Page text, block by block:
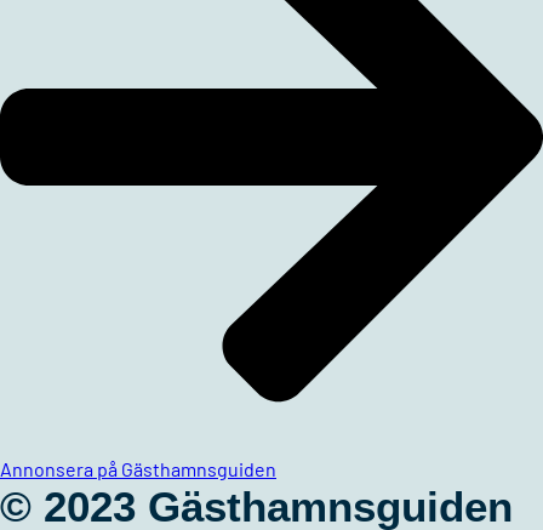
Annonsera på Gästhamnsguiden
© 2023 Gästhamnsguiden